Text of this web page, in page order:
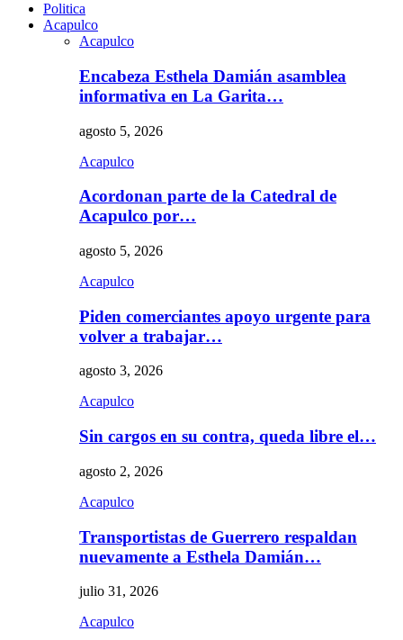
Politica
Acapulco
Acapulco
Encabeza Esthela Damián asamblea
informativa en La Garita…
agosto 5, 2026
Acapulco
Acordonan parte de la Catedral de
Acapulco por…
agosto 5, 2026
Acapulco
Piden comerciantes apoyo urgente para
volver a trabajar…
agosto 3, 2026
Acapulco
Sin cargos en su contra, queda libre el…
agosto 2, 2026
Acapulco
Transportistas de Guerrero respaldan
nuevamente a Esthela Damián…
julio 31, 2026
Acapulco